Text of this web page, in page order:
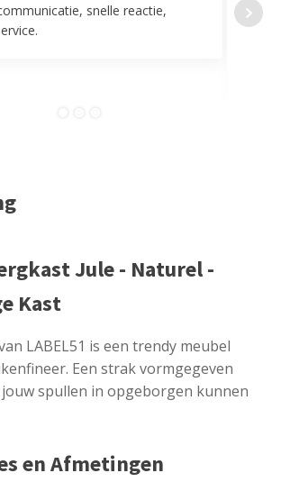
snelle reactie,
door
Jule - Naturel -
Kast
LABEL51 is een trendy meubel
Een strak vormgegeven
spullen in opgeborgen kunnen
en Afmetingen